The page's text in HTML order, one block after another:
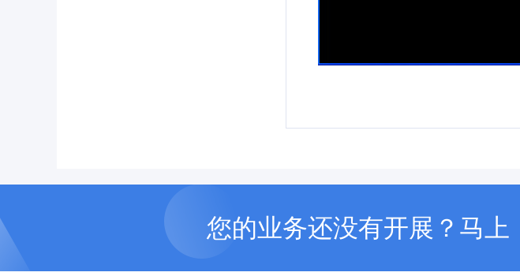
您的业务还没有开展？马上